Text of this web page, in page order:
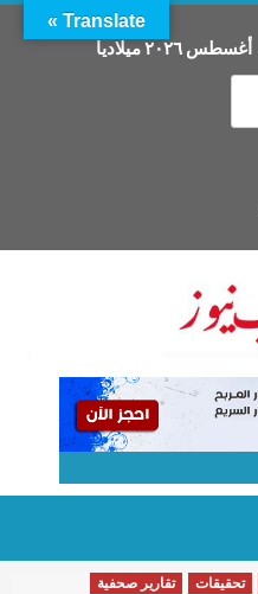
أغسطس ٢٠٢٦ميلاديا
تحقيقات
تقارير صحفية
Translate »